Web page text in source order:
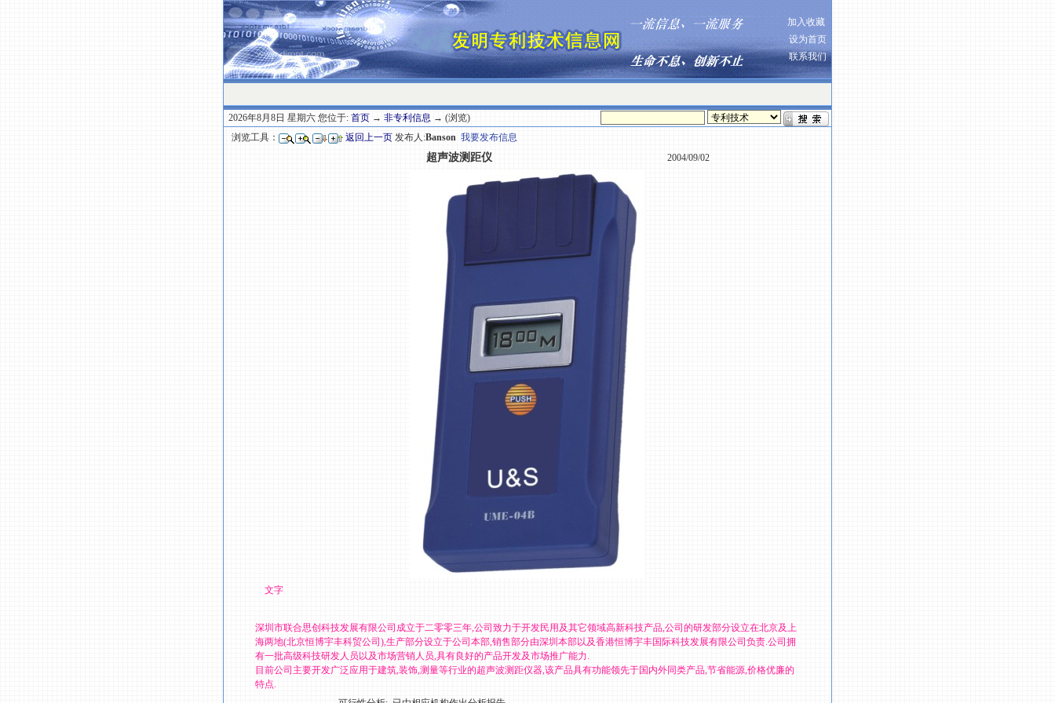
加入收藏
设为首页
联系我们
2026年8月8日 星期六 您位于: 首页 → 非专利信息 → (浏览)
浏览工具：
返回上一页 发布人:Banson 我要发布信息
超声波测距仪 2004/09/02
文字
深圳市联合思创科技发展有限公司成立于二零零三年,公司致力于开发民用及其它领域高新科技产品,公司的研发部分设立在北京及上
海两地(北京恒博宇丰科贸公司),生产部分设立于公司本部,销售部分由深圳本部以及香港恒博宇丰国际科技发展有限公司负责.公司拥
有一批高级科技研发人员以及市场营销人员,具有良好的产品开发及市场推广能力.
目前公司主要开发广泛应用于建筑,装饰,测量等行业的超声波测距仪器,该产品具有功能领先于国内外同类产品,节省能源,价格优廉的
特点.